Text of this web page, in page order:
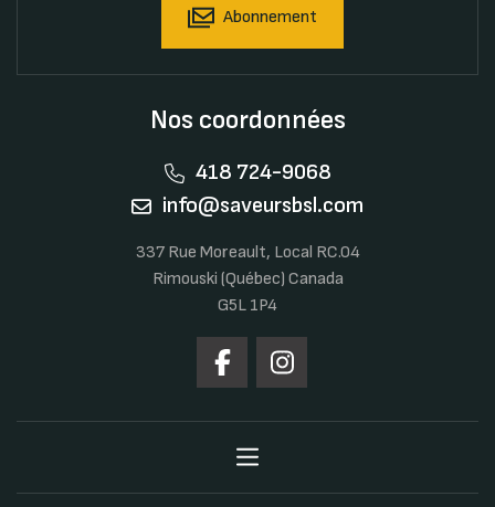
Abonnement
Nos coordonnées
418 724-9068
info@saveursbsl.com
337 Rue Moreault, Local RC.04
Rimouski (Québec) Canada
G5L 1P4